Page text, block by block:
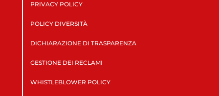
PRIVACY POLICY
POLICY DIVERSITÀ
DICHIARAZIONE DI TRASPARENZA
GESTIONE DEI RECLAMI
WHISTLEBLOWER POLICY